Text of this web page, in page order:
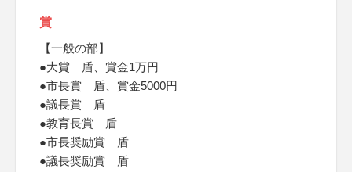
賞
【一般の部】
●大賞 盾、賞金1万円
●市長賞 盾、賞金5000円
●議長賞 盾
●教育長賞 盾
●市長奨励賞 盾
●議長奨励賞 盾